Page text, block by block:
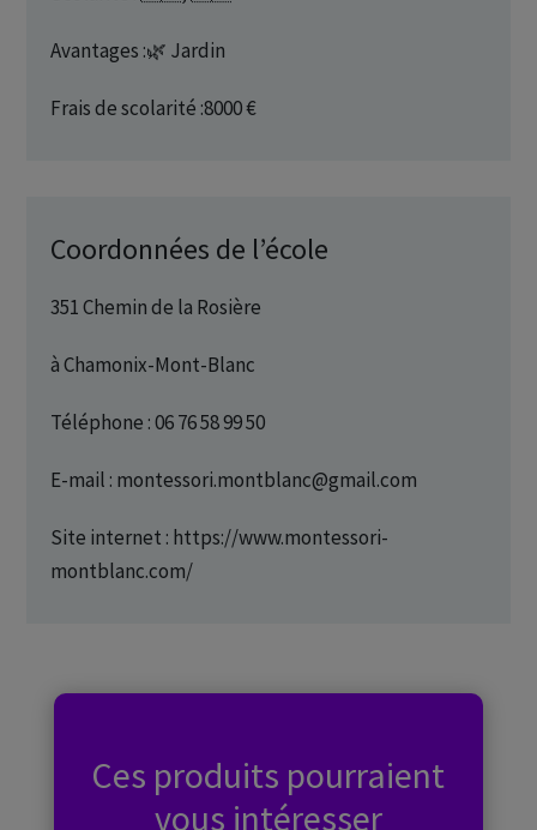
Avantages :🌿 Jardin
Frais de scolarité :8000 €
Coordonnées de l’école
351 Chemin de la Rosière
à Chamonix-Mont-Blanc
Téléphone : 06 76 58 99 50
E-mail : montessori.montblanc@gmail.com
Site internet : https://www.montessori-
montblanc.com/
Ces produits pourraient
vous intéresser